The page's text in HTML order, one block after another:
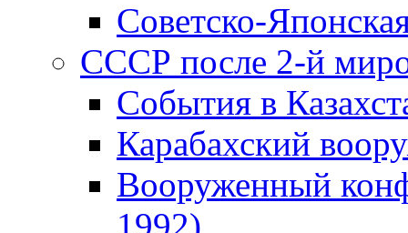
Советско-
СССР после 2-й
События в
Карабахский
Вооруженный